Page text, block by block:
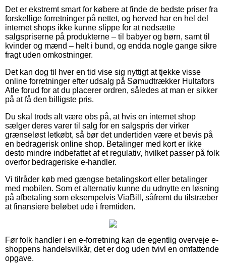
Det er ekstremt smart for købere at finde de bedste priser fra
forskellige forretninger på nettet, og herved har en hel del
internet shops ikke kunne slippe for at nedsætte
salgspriserne på produkterne – til babyer og børn, samt til
kvinder og mænd – helt i bund, og endda nogle gange sikre
fragt uden omkostninger.
Det kan dog til hver en tid vise sig nyttigt at tjekke visse
online forretninger efter udsalg på Sømudtrækker Hultafors
Atle forud for at du placerer ordren, således at man er sikker
på at få den billigste pris.
Du skal trods alt være obs på, at hvis en internet shop
sælger deres varer til salg for en salgspris der virker
grænseløst letkøbt, så bør det undertiden være et bevis på
en bedragerisk online shop. Betalinger med kort er ikke
desto mindre indbefattet af et regulativ, hvilket passer på folk
overfor bedrageriske e-handler.
Vi tilråder køb med gængse betalingskort eller betalinger
med mobilen. Som et alternativ kunne du udnytte en løsning
på afbetaling som eksempelvis ViaBill, såfremt du tilstræber
at finansiere beløbet ude i fremtiden.
Før folk handler i en e-forretning kan de egentlig overveje e-
shoppens handelsvilkår, det er dog uden tvivl en omfattende
opgave.